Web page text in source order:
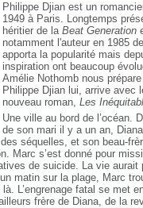
Philippe Djian est un
1949 à Paris. Longtemps
héritier de laBeat Generation
notamment l'auteur en 1985
apporta la popularité mais
inspiration ont beaucoup
Amélie Nothomb nous prépare
Philippe Djian lui, arrive avec
nouveau roman,Les
Une ville au bord de l’océan.
de son mari il y a un an,
séquelles, et son beau-
Marc s’est donné pour
de suicide. La vie aurait
matin sur la plage, Marc
L’engrenage fatal se met
frère de Diana, de la